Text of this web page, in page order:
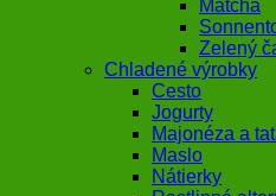
Matcha
Zelený
Chladené výrobky
Cesto
Jogurty
Majonéza a
Maslo
Nátierky